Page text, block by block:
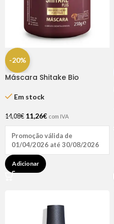
-20%
Máscara Shitake Bio
Em stock
14,08€ 11,26€ com IVA
Promoção válida de
01/04/2026 até 30/08/2026
Adicionar